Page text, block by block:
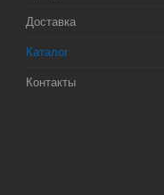
Доставка
Каталог
Контакты